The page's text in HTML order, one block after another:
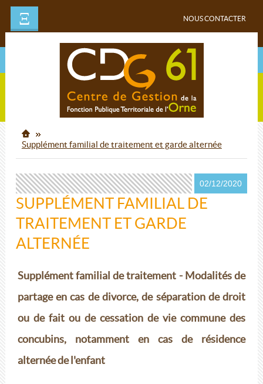
Ξ NOUS CONTACTER
Supplément familial de traitement et garde alternée
02/12/2020
SUPPLÉMENT FAMILIAL DE
TRAITEMENT ET GARDE
ALTERNÉE
Supplément familial de traitement - Modalités de
partage en cas de divorce, de séparation de droit
ou de fait ou de cessation de vie commune des
concubins, notamment en cas de résidence
alternée de l'enfant